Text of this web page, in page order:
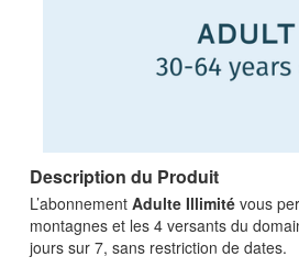
Description du Produit
L’abonnement Adulte Illimité vous
montagnes et les 4 versants du
jours sur 7, sans restriction de dates.